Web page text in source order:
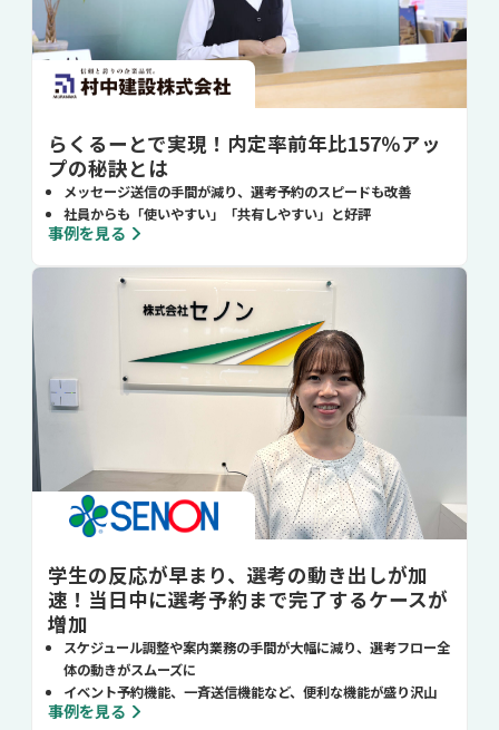
らくるーとで実現！内定率前年比157％アッ
プの秘訣とは
メッセージ送信の手間が減り、選考予約のスピードも改善
社員からも「使いやすい」「共有しやすい」と好評
事例を見る
学生の反応が早まり、選考の動き出しが加
速！当日中に選考予約まで完了するケースが
増加
スケジュール調整や案内業務の手間が大幅に減り、選考フロー全
体の動きがスムーズに
イベント予約機能、一斉送信機能など、便利な機能が盛り沢山
事例を見る